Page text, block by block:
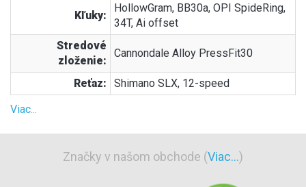
Kľuky:
HollowGram, BB30a, OPI SpideRing,
34T, Ai offset
Stredové
zloženie:
Cannondale Alloy PressFit30
Reťaz:
Shimano SLX, 12-speed
Viac...
Značky v našom obchode (Viac...)